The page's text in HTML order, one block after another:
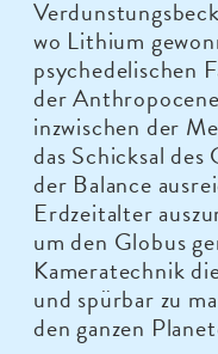
wo Lithium
psychedelischen
der
inzwischen der
das Schicksal des
der Balance
Erdzeitalter
um den Globus
Kameratechnik
und spürbar zu
den ganzen